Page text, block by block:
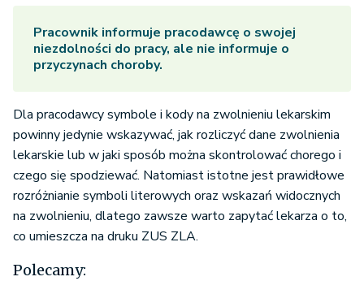
Pracownik informuje pracodawcę o swojej
niezdolności do pracy, ale nie informuje o
przyczynach choroby.
Dla pracodawcy symbole i kody na zwolnieniu lekarskim
powinny jedynie wskazywać, jak rozliczyć dane zwolnienia
lekarskie lub w jaki sposób można skontrolować chorego i
czego się spodziewać. Natomiast istotne jest prawidłowe
rozróżnianie symboli literowych oraz wskazań widocznych
na zwolnieniu, dlatego zawsze warto zapytać lekarza o to,
co umieszcza na druku ZUS ZLA.
Polecamy: